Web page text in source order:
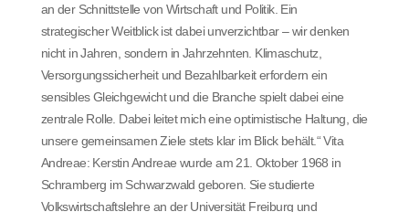
an der Schnittstelle von Wirtschaft und Politik. Ein
strategischer Weitblick ist dabei unverzichtbar – wir denken
nicht in Jahren, sondern in Jahrzehnten. Klimaschutz,
Versorgungssicherheit und Bezahlbarkeit erfordern ein
sensibles Gleichgewicht und die Branche spielt dabei eine
zentrale Rolle. Dabei leitet mich eine optimistische Haltung, die
unsere gemeinsamen Ziele stets klar im Blick behält.“ Vita
Andreae: Kerstin Andreae wurde am 21. Oktober 1968 in
Schramberg im Schwarzwald geboren. Sie studierte
Volkswirtschaftslehre an der Universität Freiburg und